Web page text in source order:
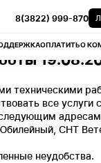
ОПЛАТИТЬО
8(3822) 999-870
техническими
все услуги
СНТ
неудобства.